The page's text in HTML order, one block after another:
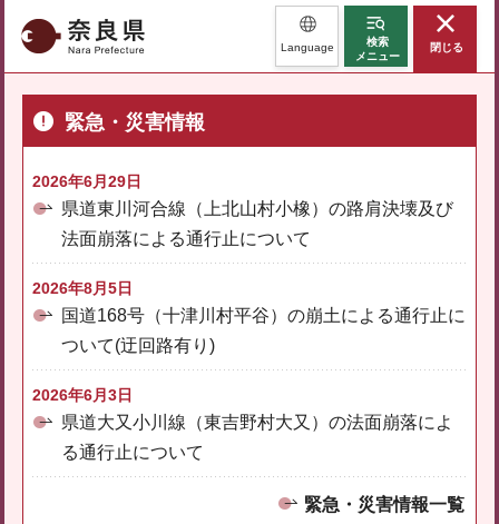
奈良県 Language
検索
メニュー
閉じる
緊急・災害情報
2026年6月29日
県道東川河合線（上北山村小橡）の路肩決壊及び
法面崩落による通行止について
2026年8月5日
国道168号（十津川村平谷）の崩土による通行止に
ついて(迂回路有り)
2026年6月3日
県道大又小川線（東吉野村大又）の法面崩落によ
る通行止について
緊急・災害情報一覧